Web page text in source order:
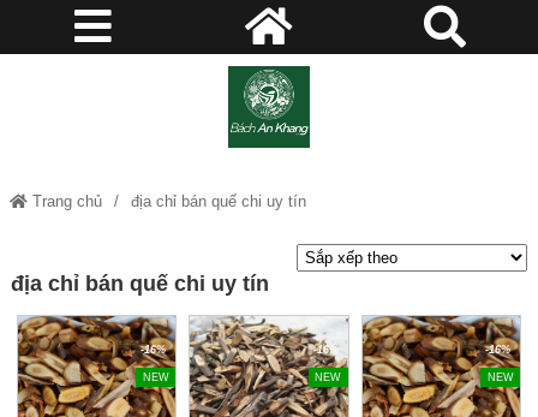
Trang chủ địa chỉ bán quế chi uy tín
địa chỉ bán quế chi uy tín
-16%
NEW
-16%
NEW
-16%
NEW